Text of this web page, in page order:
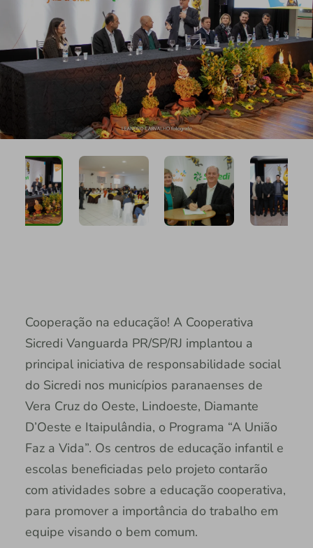
Cooperação na educação! A Cooperativa
Sicredi Vanguarda PR/SP/RJ implantou a
principal iniciativa de responsabilidade social
do Sicredi nos municípios paranaenses de
Vera Cruz do Oeste, Lindoeste, Diamante
D’Oeste e Itaipulândia, o Programa “A União
Faz a Vida”. Os centros de educação infantil e
escolas beneficiadas pelo projeto contarão
com atividades sobre a educação cooperativa,
para promover a importância do trabalho em
equipe visando o bem comum.